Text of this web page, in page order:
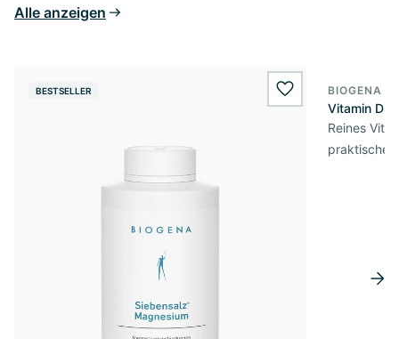
Alle anzeigen
BESTSELLER wishlist.add
BIOGENA
Vitamin D3
Reines
praktischer